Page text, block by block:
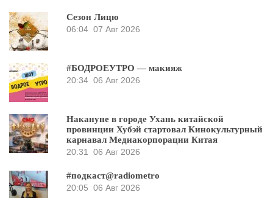
Сезон Лицю
06:04 07 Авг 2026
#БОДРОЕУТРО — макияж
20:34 06 Авг 2026
Накануне в городе Ухань китайской
провинции Хубэй стартовал Кинокультурный
карнавал Медиакорпорации Китая
20:31 06 Авг 2026
#подкаст@radiometro
20:05 06 Авг 2026